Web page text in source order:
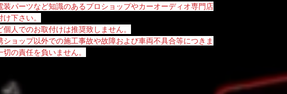
装パーツなど知識のあるプロショップやカーオーディオ専門店
下さい。
個人でのお取付けは推奨致しません。
ショップ以外での施工事故や故障および車両不具合等につきま
切の責任を負いません。